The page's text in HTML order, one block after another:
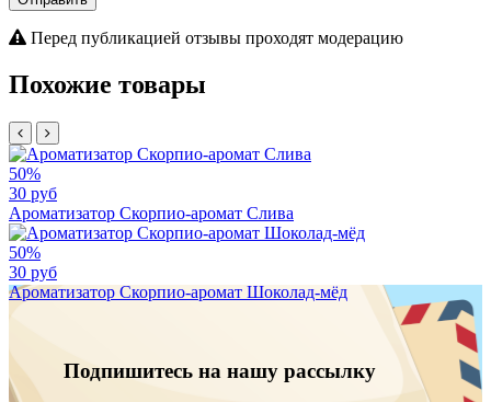
Перед публикацией отзывы проходят модерацию
Похожие товары
50%
30 руб
Ароматизатор Скорпио-аромат Слива
50%
30 руб
Ароматизатор Скорпио-аромат Шоколад-мёд
Подпишитесь на нашу рассылку